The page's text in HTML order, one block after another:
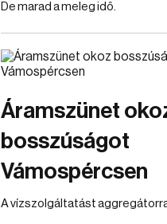
De marad a meleg idő.
Áramszünet
bosszúságot
Vámospércsen
A vízszolgáltatást